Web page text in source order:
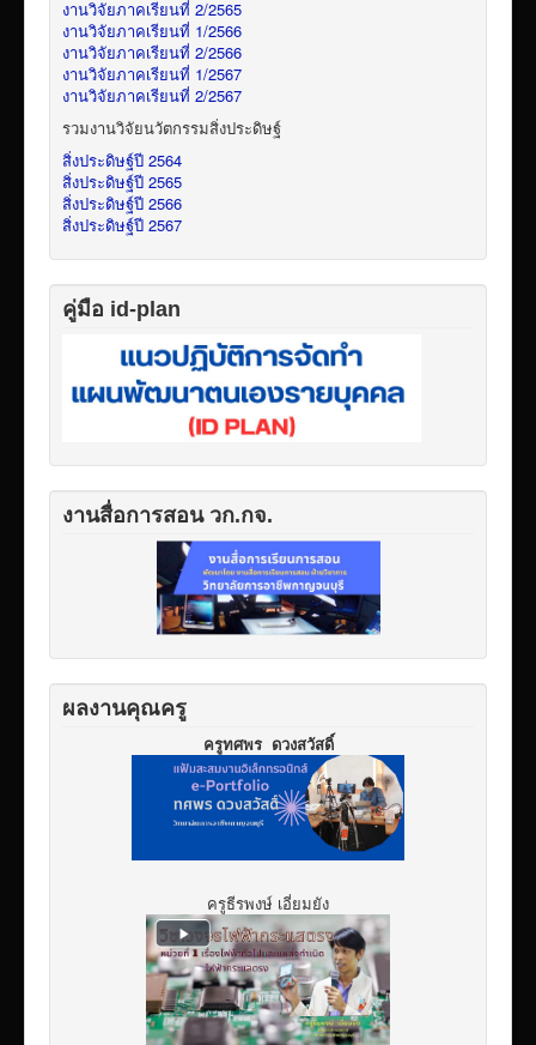
งานวิจัยภาคเรียนที่ 2/2565
งานวิจัยภาคเรียนที่ 1/2566
งานวิจัยภาคเรียนที่ 2/2566
งานวิจัยภาคเรียนที่ 1/2567
งานวิจัยภาคเรียนที่ 2/2567
รวมงานวิจัยนวัตกรรมสิ่งประดิษฐ์
สิ่งประดิษฐ์ปี 2564
สิ่งประดิษฐ์ปี 2565
สิ่งประดิษฐ์ปี 2566
สิ่งประดิษฐ์ปี 2567
คู่มือ id-plan
งานสื่อการสอน วก.กจ.
ผลงานคุณครู
ครูทศพร ดวงสวัสดิ์
ครูธีรพงษ์ เอี่ยมยัง